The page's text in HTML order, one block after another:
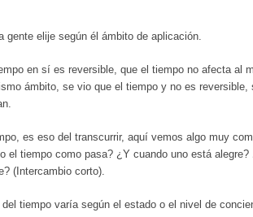
elije según él ámbito de aplicación.
en sí es reversible, que el tiempo no afecta al
ámbito, se vio que el tiempo y no es reversible,
es eso del transcurrir, aquí vemos algo muy
el tiempo como pasa? ¿Y cuando uno está alegre?
(Intercambio corto).
tiempo varía según el estado o el nivel de